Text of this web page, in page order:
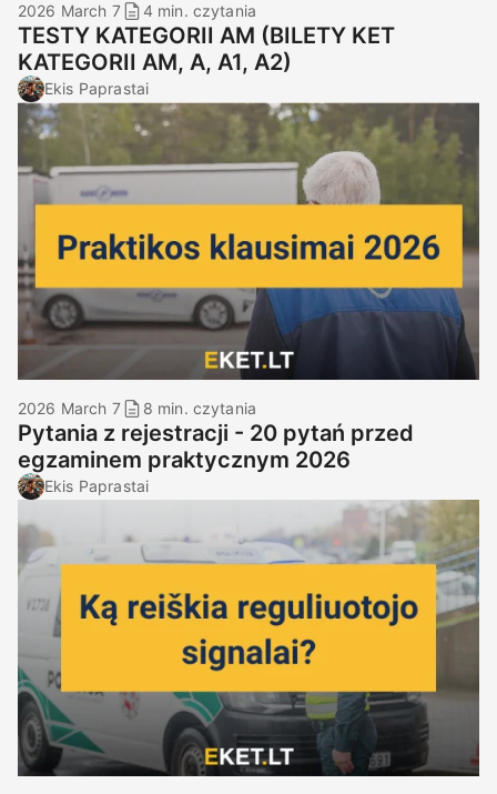
2026 March 7 4 min. czytania
TESTY KATEGORII AM (BILETY KET
KATEGORII AM, A, A1, A2)
Ekis Paprastai
2026 March 7 8 min. czytania
Pytania z rejestracji - 20 pytań przed
egzaminem praktycznym 2026
Ekis Paprastai